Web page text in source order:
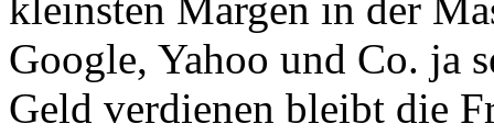
Google, Yahoo und Co. ja
Geld verdienen bleibt die